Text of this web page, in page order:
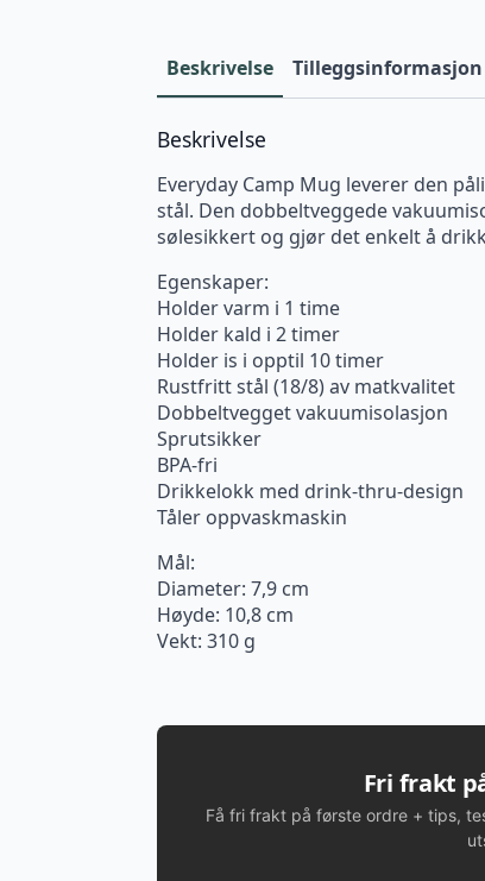
Beskrivelse Tilleggsinformasjon
Beskrivelse
Everyday Camp Mug leverer den
stål. Den dobbeltveggede
sølesikkert og gjør det enkelt å
Egenskaper:
Holder varm i 1 time
Holder kald i 2 timer
Holder is i opptil 10 timer
Rustfritt stål (18/8) av matkvalitet
Dobbeltvegget vakuumisolasjon
Sprutsikker
BPA-fri
Drikkelokk med drink-thru-design
Tåler oppvaskmaskin
Mål:
Diameter: 7,9 cm
Høyde: 10,8 cm
Vekt: 310 g
Fri frakt
Få fri frakt på første ordre + tips,